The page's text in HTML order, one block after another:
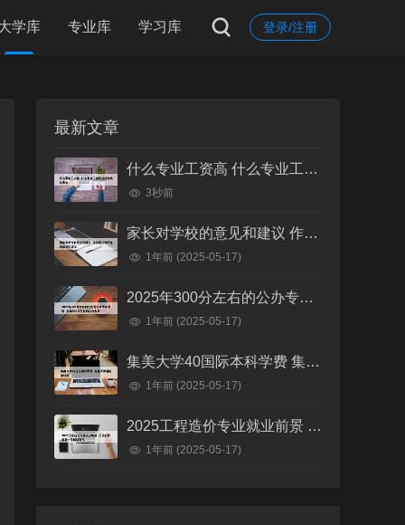
登录/注册
学库 专业库 学习库
最新文章
什么专业工资高 什么专业工资高且适合物化生女
3秒前
家长对学校的意见和建议 作为家长对学校的意见和建议
1年前 (2025-05-17)
2025年300分左右的公办专科大学有哪些 全国300分左右的公办大专
1年前 (2025-05-17)
集美大学40国际本科学费 集美大学国际本科班
1年前 (2025-05-17)
2025工程造价专业就业前景 工程造价未来十年就业前景
1年前 (2025-05-17)